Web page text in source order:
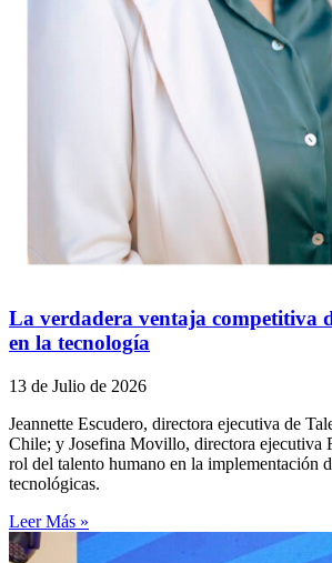
La verdadera ventaja competitiva
en la tecnología
13 de Julio de 2026
Jeannette Escudero, directora ejecutiva de
Chile; y Josefina Movillo, directora ejecutiva
rol del talento humano en la implementación
tecnológicas.
Leer Más »